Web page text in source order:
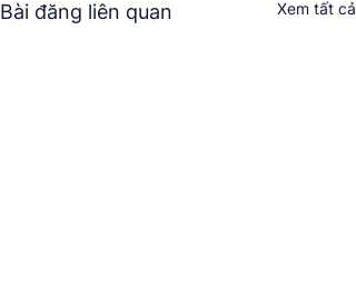
Bài đăng liên quan Xem tất cả